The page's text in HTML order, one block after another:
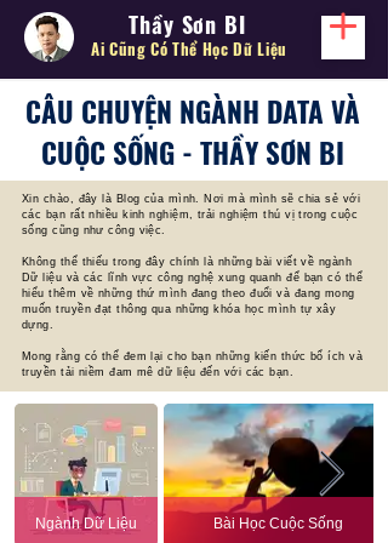
Thầy Sơn BI
Ai Cũng Có Thể Học Dữ Liệu
CÂU CHUYỆN NGÀNH DATA VÀ
CUỘC SỐNG - THẦY SƠN BI
Xin chào, đây là Blog của mình. Nơi mà mình sẽ chia sẻ với
các bạn rất nhiều kinh nghiệm, trải nghiệm thú vị trong cuộc
sống cũng như công việc.
Không thể thiếu trong đây chính là những bài viết về ngành
Dữ liệu và các lĩnh vực công nghệ xung quanh để bạn có thể
hiểu thêm về những thứ mình đang theo đuổi và đang mong
muốn truyền đạt thông qua những khóa học mình tự xây
dựng.
Mong rằng có thể đem lại cho bạn những kiến thức bổ ích và
truyền tải niềm đam mê dữ liệu đến với các bạn.
Ngành Dữ Liệu Bài Học Cuộc Sống